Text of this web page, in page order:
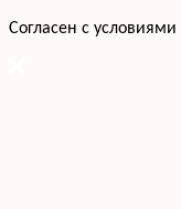
Cогласен с условиями